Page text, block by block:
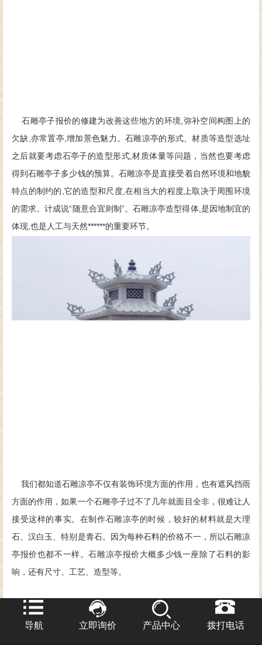
石雕亭子报价的修建为改善这些地方的环境,弥补空间构图上的
欠缺,亦常置亭,增加景色魅力。石雕凉亭的形式、材质等造型选址
之后就要考虑石亭子的造型形式,材质体量等问题，当然也要考虑
得到石雕亭子多少钱的预算。石雕凉亭是直接受着自然环境和地貌
特点的制约的,它的造型和尺度,在相当大的程度上取决于周围环境
的需求。计成说“随意合宜则制”。石雕凉亭造型得体,是因地制宜的
体现,也是人工与天然******的重要环节。
我们都知道石雕凉亭不仅有装饰环境方面的作用，也有遮风挡雨
方面的作用，如果一个石雕亭子过不了几年就面目全非，很难让人
接受这样的事实。在制作石雕凉亭的时候，较好的材料就是大理
石、汉白玉、特别是青石。因为每种石料的价格不一，所以石雕凉
亭报价也都不一样。石雕凉亭报价大概多少钱一座除了石料的影
响，还有尺寸、工艺、造型等。
导航 立即询价 产品中心 拨打电话